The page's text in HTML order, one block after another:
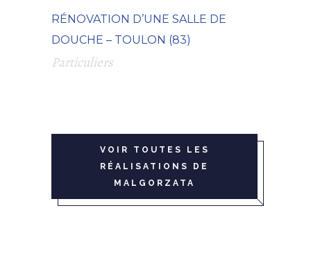
RÉNOVATION D’UNE SALLE DE
DOUCHE – TOULON (83)
Particuliers
VOIR TOUTES LES
RÉALISATIONS DE
MALGORZATA